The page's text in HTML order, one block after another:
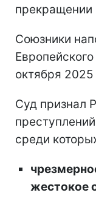
прекращении
Союзники
октября 2025
Суд признал
среди
жестокое